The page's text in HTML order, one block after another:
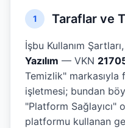
1 Taraflar ve
İşbu Kullanım Şartları,
Yazılım — VKN
Temizlik" markasıyla
işletmesi; bundan
"Platform Sağlayıcı"
platformu kullanan